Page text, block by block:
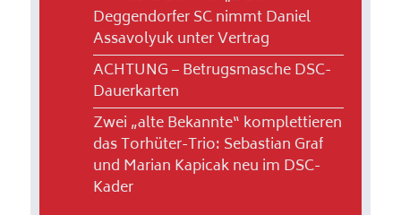
Deggendorfer SC nimmt Daniel
Assavolyuk unter Vertrag
ACHTUNG – Betrugsmasche DSC-
Dauerkarten
Zwei „alte Bekannte“ komplettieren
das Torhüter-Trio: Sebastian Graf
und Marian Kapicak neu im DSC-
Kader